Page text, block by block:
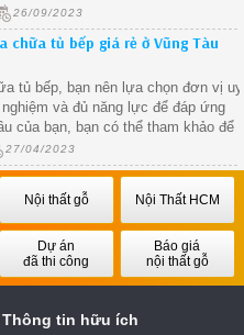
26/09/2023
chữa tủ bếp giá rẻ ở Vũng Tàu
tủ bếp, bạn nên lựa chọn đơn vị uy
và đủ năng lực để đáp ứng
của bạn, bạn có thể tham khảo để
đơn vị sửa chữa tủ bếp nổi
giá tích cực từ khách hàng trước
27/04/2023
Nội thất gỗ Nội Thất HCM
Dự án
đã thi công
Báo giá
nội thất gỗ
Thông tin hữu ích